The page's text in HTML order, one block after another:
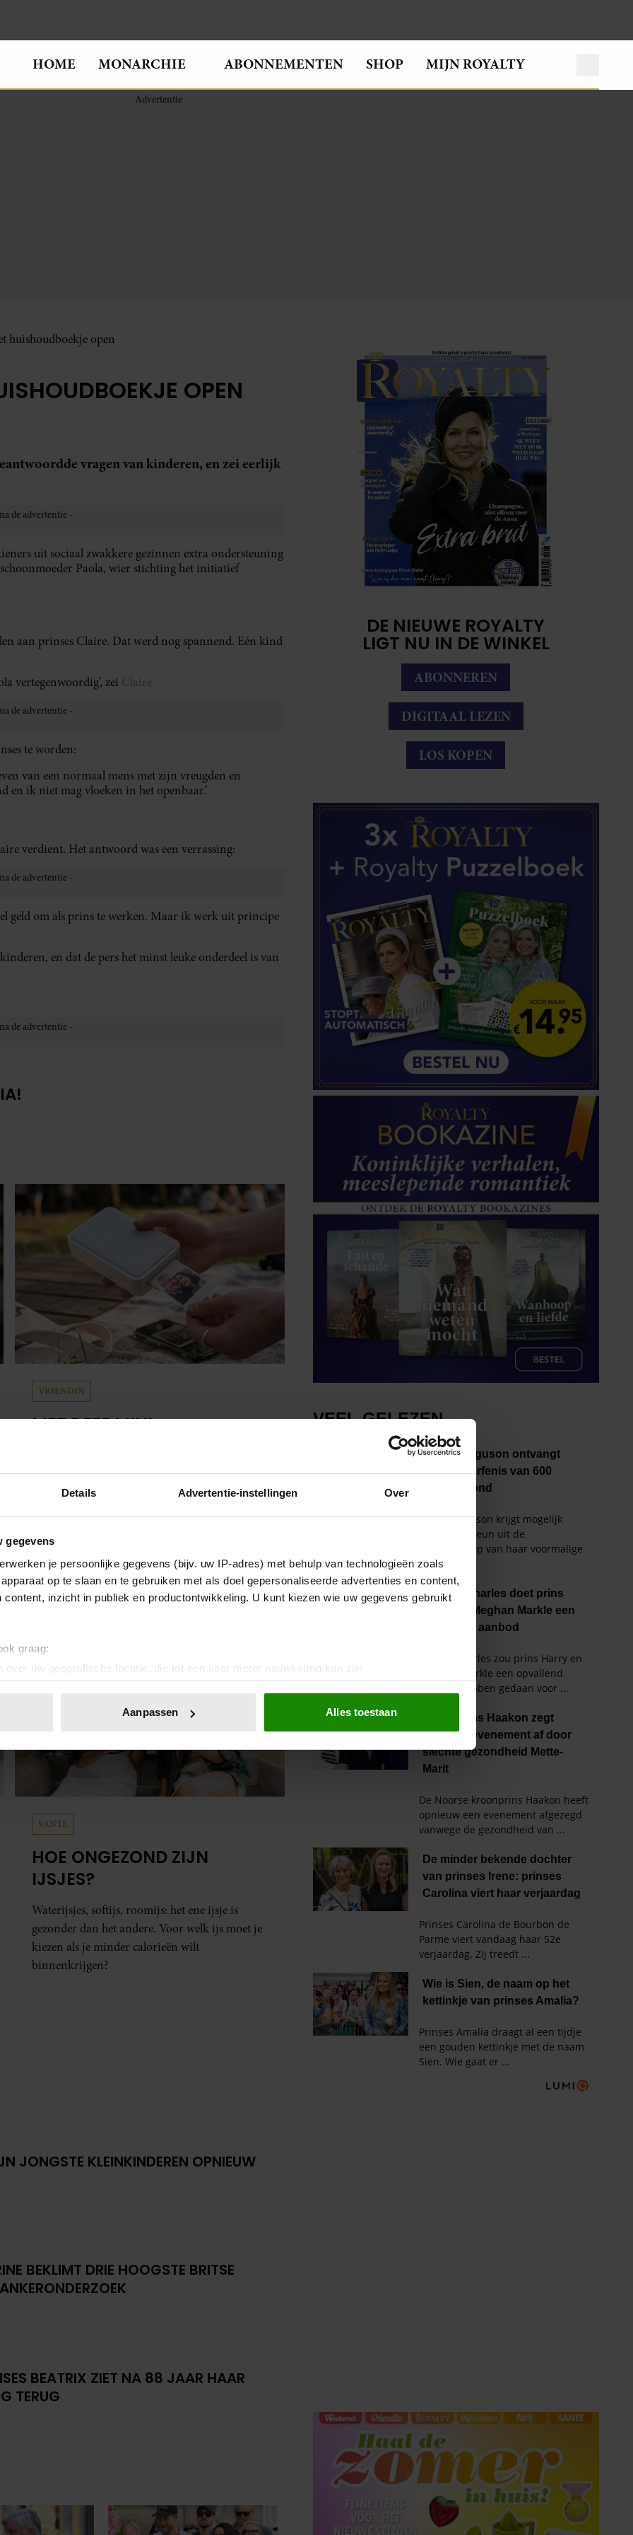
Details Advertentie-instellingen Over
gegevens
je persoonlijke gegevens (bijv. uw IP-adres) met behulp van technologieën zoals
op te slaan en te gebruiken met als doel gepersonaliseerde advertenties en content,
content, inzicht in publiek en productontwikkeling. U kunt kiezen wie uw gegevens gebruikt
graag:
over uw geografische locatie, die tot een paar meter nauwkeurig kan zijn
door het actief te scannen op specifieke eigenschappen (fingerprinting)
of intrekken in de Cookieverklaring.
en advertenties te personaliseren, om functies voor social media te bieden en om ons
Ook delen we informatie over uw gebruik van onze site met onze partners voor social
Deze partners kunnen deze gegevens combineren met andere informatie die u aan ze heeft
op basis van uw gebruik van hun services. U gaat akkoord met onze cookies als u
Aanpassen Alles toestaan
HOME MONARCHIE ABONNEMENTEN SHOP MIJN ROYALTY
huishoudboekje open
OPEN
vragen van kinderen, en zei eerlijk
uit sociaal zwakkere gezinnen extra ondersteuning
Paola, wier stichting het initiatief
aan prinses Claire. Dat werd nog spannend. Eén kind
vertegenwoordig’, zei Claire.
te worden:
van een normaal mens met zijn vreugden en
en ik niet mag vloeken in het openbaar.’
verdient. Het antwoord was een verrassing:
geld om als prins te werken. Maar ik werk uit principe
en dat de pers het minst leuke onderdeel is van
VRIENDIN
MET DEZE MINI
HEB JE JE FAVORIETE
FOTO’S BINNEN ÉÉN MINUUT
IN HANDEN
Staat jouw telefoon ook vol met vakantiefoto’s,
gezellige momenten met vriendinnen en andere
herinneringen die je eigenlijk nooit meer
Action geef je ze eindelijk een plekje buiten je
camerarol. En het leuke: binnen één minuut
SANTE
HOE ONGEZOND ZIJN
IJSJES?
Waterijsjes, softijs, roomijs: het ene ijsje is
gezonder dan het andere. Voor welk ijs moet je
kiezen als je minder calorieën wilt
binnenkrijgen?
JONGSTE KLEINKINDEREN OPNIEUW
BEKLIMT DRIE HOOGSTE BRITSE
BEATRIX ZIET NA 88 JAAR HAAR
TERUG
DE NIEUWE ROYALTY
LIGT NU IN DE WINKEL
ABONNEREN
DIGITAAL LEZEN
LOS KOPEN
HET LAATSTE
SHOWBIZZ NIEUWS IN
UW INBOX?
Met de Showbuzz-nieuwsbrief krijgt u twee keer per